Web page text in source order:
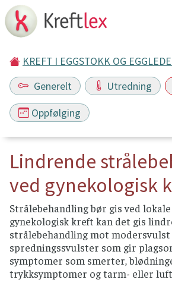
KREFT I EGGSTOKK OG
Generelt
Utredning
Oppfølging
Lindrende
ved gynekologisk
Strålebehandling bør gis ved
gynekologisk kreft kan det gis
strålebehandling mot modersvulst
spredningssvulster som gir
symptomer som smerter,
trykksymptomer og tarm- eller